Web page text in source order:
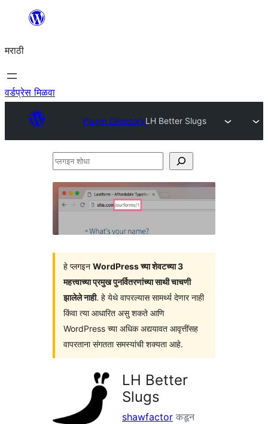
सामुग्रीवर
मराठी
वर्डप्रेस मिळवा
Plugin DirectoryLH Better Slugs
प्लगइन
हे प्लगइन WordPress च्या शेवटच्या 3
महत्त्वाच्या प्रमुख पुनर्वितरणांच्या साथी चाचणी
झालेले नाही. हे येथे वापरल्यास सामर्थ्य देणार नाही
किंवा त्या आधारित असु शकते आणि
WordPress च्या अधिक अद्ययावत आवृत्तींसह
वापरताना संगतता समस्यांची शक्यता आहे.
LH Better
Slugs
shawfactor कडून